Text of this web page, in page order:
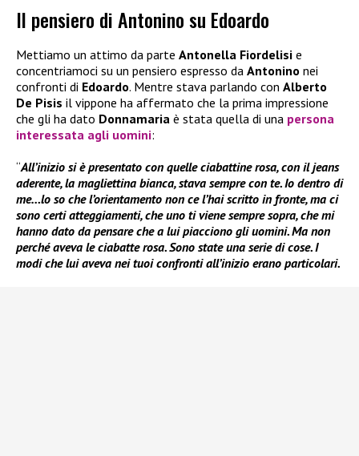
Il pensiero di Antonino su Edoardo
Mettiamo un attimo da parte Antonella Fiordelisi e
concentriamoci su un pensiero espresso da Antonino nei
confronti di Edoardo. Mentre stava parlando con Alberto
De Pisis il vippone ha affermato che la prima impressione
che gli ha dato Donnamaria è stata quella di una persona
interessata agli uomini:
“All’inizio si è presentato con quelle ciabattine rosa, con il jeans
aderente, la magliettina bianca, stava sempre con te. Io dentro di
me…lo so che l’orientamento non ce l’hai scritto in fronte, ma ci
sono certi atteggiamenti, che uno ti viene sempre sopra, che mi
hanno dato da pensare che a lui piacciono gli uomini. Ma non
perché aveva le ciabatte rosa. Sono state una serie di cose. I
modi che lui aveva nei tuoi confronti all’inizio erano particolari.